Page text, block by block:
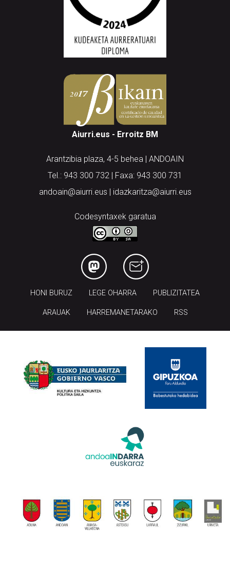
Aiurri.eus - Erroitz BM
Arantzibia plaza, 4-5 behea | ANDOAIN
Tel.: 943 300 732 | Faxa: 943 300 731
andoain@aiurri.eus | idazkaritza@aiurri.eus
Codesyntaxek garatua
HONI BURUZ LEGE OHARRA PUBLIZITATEA
ARAUAK HARREMANETARAKO RSS